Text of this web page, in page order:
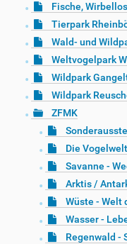
Fische,
Tierpark
Wald- und
Weltvogelpark
Wildpark
Wildpark
ZFMK
Die
Savanne -
Arktis /
Wüste - Welt
Wasser -
Regenwald -